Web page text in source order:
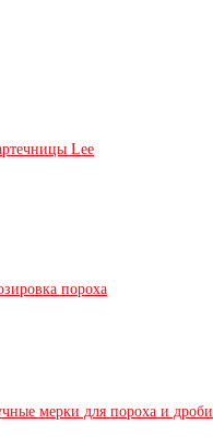
Lee
пороха
мерки для пороха и дроби